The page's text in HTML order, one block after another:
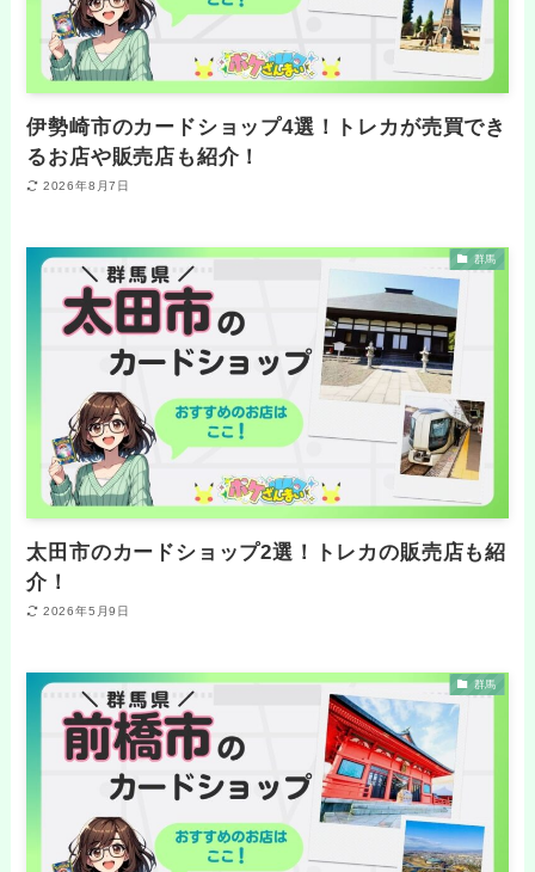
伊勢崎市のカードショップ4選！トレカが売買でき
るお店や販売店も紹介！
2026年8月7日
群馬
太田市のカードショップ2選！トレカの販売店も紹
介！
2026年5月9日
群馬